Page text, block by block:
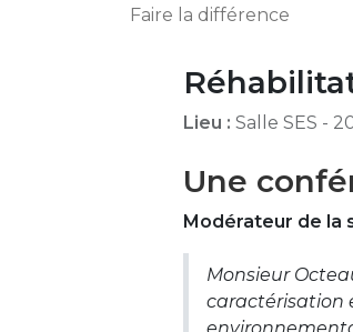
Faire la différence
Lieu : Salle SES -
Une
Modérateur de la
Monsieur
caractérisation